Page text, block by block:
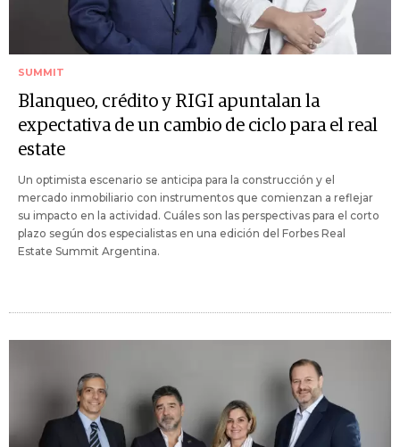
SUMMIT
Blanqueo, crédito y RIGI apuntalan la
expectativa de un cambio de ciclo para el real
estate
Un optimista escenario se anticipa para la construcción y el
mercado inmobiliario con instrumentos que comienzan a reflejar
su impacto en la actividad. Cuáles son las perspectivas para el corto
plazo según dos especialistas en una edición del Forbes Real
Estate Summit Argentina.